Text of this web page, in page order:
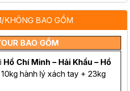
BAO GỒM
BAO GỒM
Hồ Chí Minh – Hải Khẩu – Hồ
hành lý xách tay + 23kg